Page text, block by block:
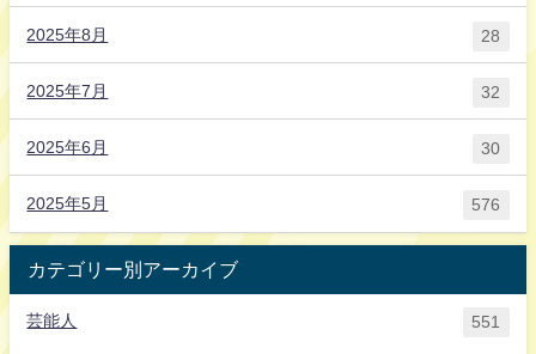
2025年8月 28
2025年7月 32
2025年6月 30
2025年5月 576
カテゴリー別アーカイブ
芸能人 551